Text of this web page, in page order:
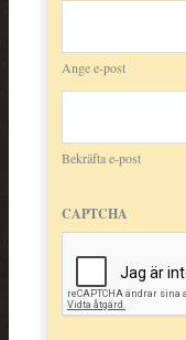
Ange e-post
Bekräfta e-post
CAPTCHA